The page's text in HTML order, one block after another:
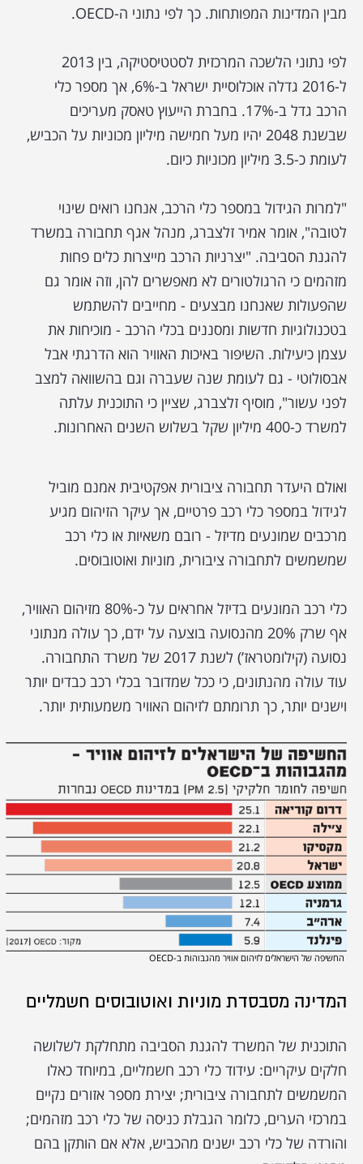
מבין המדינות המפותחות. כך לפי נתוני ה-OECD.
לפי נתוני הלשכה המרכזית לסטטיסטיקה, בין 2013
ל-2016 גדלה אוכלוסיית ישראל ב-6%, אך מספר כלי
הרכב גדל ב-17%. בחברת הייעוץ טאסק מעריכים
שבשנת 2048 יהיו מעל חמישה מיליון מכוניות על הכביש,
לעומת כ-3.5 מיליון מכוניות כיום.
"למרות הגידול במספר כלי הרכב, אנחנו רואים שינוי
לטובה", אומר אמיר זלצברג, מנהל אגף תחבורה במשרד
להגנת הסביבה. "יצרניות הרכב מייצרות כלים פחות
מזהמים כי הרגולטורים לא מאפשרים להן, וזה אומר גם
שהפעולות שאנחנו מבצעים - מחייבים להשתמש
בטכנולוגיות חדשות ומסננים בכלי הרכב - מוכיחות את
עצמן כיעילות. השיפור באיכות האוויר הוא הדרגתי אבל
אבסולוטי - גם לעומת שנה שעברה וגם בהשוואה למצב
לפני עשור", מוסיף זלצברג, שציין כי התוכנית עלתה
למשרד כ-400 מיליון שקל בשלוש השנים האחרונות.
ואולם היעדר תחבורה ציבורית אפקטיבית אמנם מוביל
לגידול במספר כלי רכב פרטיים, אך עיקר הזיהום מגיע
מרכבים שמונעים מדיזל - רובם משאיות או כלי רכב
שמשמשים לתחבורה ציבורית, מוניות ואוטובוסים.
כלי רכב המונעים בדיזל אחראים על כ-80% מזיהום האוויר,
אף שרק 20% מהנסועה בוצעה על ידם, כך עולה מנתוני
נסועה (קילומטראז’) לשנת 2017 של משרד התחבורה.
עוד עולה מהנתונים, כי ככל שמדובר בכלי רכב כבדים יותר
וישנים יותר, כך תרומתם לזיהום האוויר משמעותית יותר.
החשיפה של הישראלים לזיהום אוויר מהגבוהות ב-OECD
המדינה מסבסדת מוניות ואוטובוסים חשמליים
התוכנית של המשרד להגנת הסביבה מתחלקת לשלושה
חלקים עיקריים: עידוד כלי רכב חשמליים, במיוחד כאלו
המשמשים לתחבורה ציבורית; יצירת מספר אזורים נקיים
במרכזי הערים, כלומר הגבלת כניסה של כלי רכב מזהמים;
והורדה של כלי רכב ישנים מהכביש, אלא אם הותקן בהם